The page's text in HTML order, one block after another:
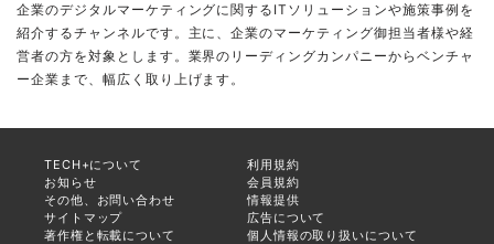
企業のデジタルマーケティングに関するITソリューションや施策事例を
紹介するチャンネルです。主に、企業のマーケティング御担当者様や経
営者の方を対象とします。業界のリーディングカンパニーからベンチャ
ー企業まで、幅広く取り上げます。
TECH+について
利用規約
お知らせ
会員規約
その他、お問い合わせ
情報提供
サイトマップ
広告について
著作権と転載について
個人情報の取り扱いについて